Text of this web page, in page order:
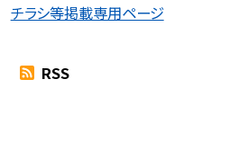
チラシ等掲載専用ページ
RSS